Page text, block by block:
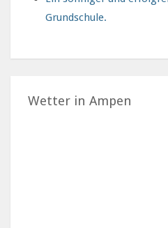
Grundschule.
Wetter in Ampen